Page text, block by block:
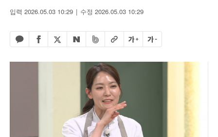
입력 2026.05.03 10:29 수정 2026.05.03 10:29
카카오톡 공유하기
페이스북 공유하기
엑스 공유하기
네이버 공유하기
밴드 공유하기
URL복사글자 크게글자 작게